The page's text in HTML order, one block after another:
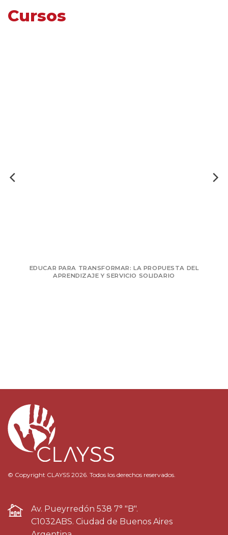
Cursos
EDUCAR PARA TRANSFORMAR: LA PROPUESTA DEL
APRENDIZAJE Y SERVICIO SOLIDARIO
© Copyright CLAYSS 2026. Todos los derechos reservados.
Av. Pueyrredón 538 7° "B".
C1032ABS. Ciudad de Buenos Aires